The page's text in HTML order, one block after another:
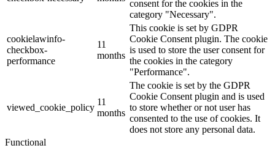
consent for the cookies in the
category "Necessary".
cookielawinfo-
checkbox-
performance
11
months
This cookie is set by GDPR
Cookie Consent plugin. The cookie
is used to store the user consent for
the cookies in the category
"Performance".
viewed_cookie_policy
11
months
The cookie is set by the GDPR
Cookie Consent plugin and is used
to store whether or not user has
consented to the use of cookies. It
does not store any personal data.
Functional